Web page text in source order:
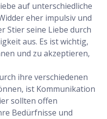
auf unterschiedliche
eher impulsiv und
Stier seine Liebe durch
aus. Es ist wichtig,
und zu akzeptieren,
ihre verschiedenen
ist Kommunikation
sollten offen
Bedürfnisse und